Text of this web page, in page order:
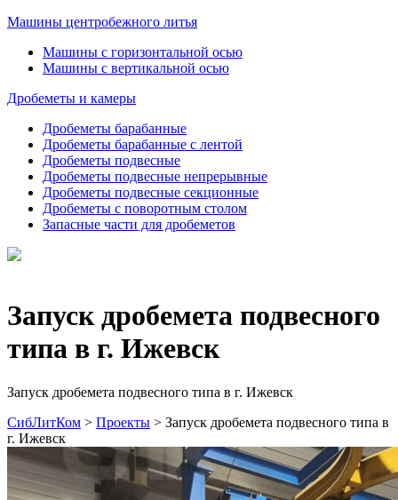
Машины центробежного литья
Машины с горизонтальной осью
Машины с вертикальной осью
Дробеметы и камеры
Дробеметы барабанные
Дробеметы барабанные с лентой
Дробеметы подвесные
Дробеметы подвесные непрерывные
Дробеметы подвесные секционные
Дробеметы с поворотным столом
Запасные части для дробеметов
Запуск дробемета подвесного
типа в г. Ижевск
Запуск дробемета подвесного типа в г. Ижевск
СибЛитКом > Проекты > Запуск дробемета подвесного типа в
г. Ижевск